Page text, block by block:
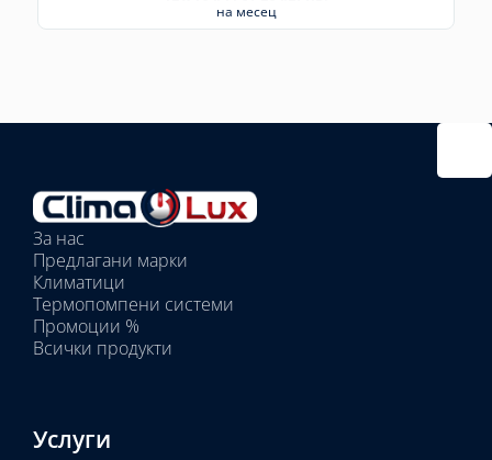
на месец
Избрани
вътрешни
тела:
Избрано
тяло:
За нас
Предлагани марки
Климатици
Термопомпени системи
Промоции %
Всички продукти
Услуги